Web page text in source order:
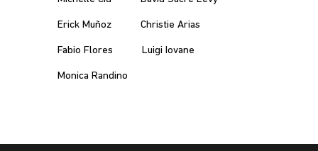
Erick Muñoz Christie Arias
Fabio Flores Luigi Iovane
Monica Randino